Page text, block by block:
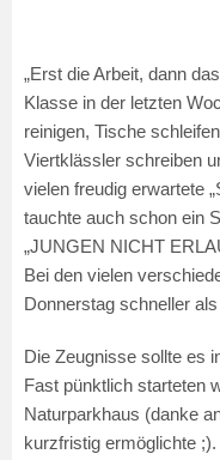
„Erst die Arbeit, dann
Klasse in der letzten
reinigen, Tische
Viertklässler schreiben
vielen freudig erwartete
tauchte auch schon ein
„JUNGEN NICHT
Bei den vielen
Donnerstag schneller
Die Zeugnisse sollte es
Fast pünktlich starteten
Naturparkhaus (danke
kurzfristig ermöglichte